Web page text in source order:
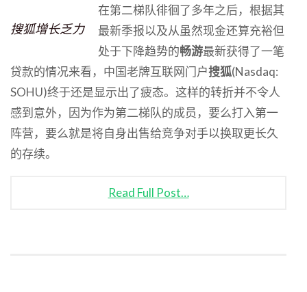
搜狐增长乏力
在第二梯队徘徊了多年之后，根据其
最新季报以及从虽然现金还算充裕但
处于下降趋势的畅游最新获得了一笔
贷款的情况来看，中国老牌互联网门户搜狐(Nasdaq:
SOHU)终于还是显示出了疲态。这样的转折并不令人
感到意外，因为作为第二梯队的成员，要么打入第一
阵营，要么就是将自身出售给竞争对手以换取更长久
的存续。
Read Full Post…